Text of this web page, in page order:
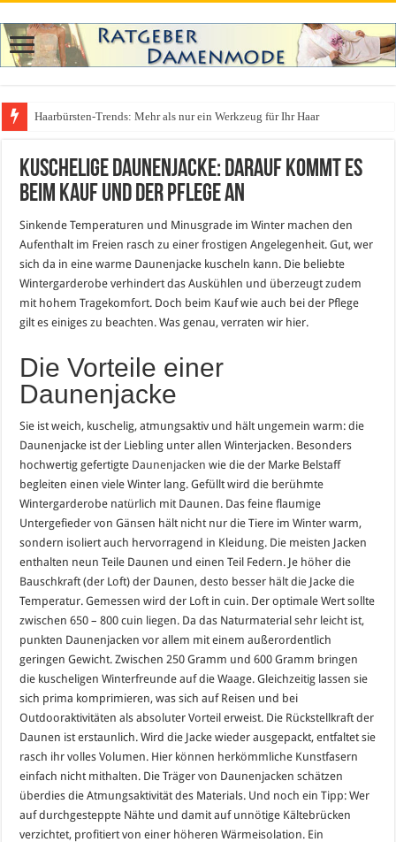
Haarbürsten-Trends: Mehr als nur ein Werkzeug für Ihr Haar
Kuschelige Daunenjacke: Darauf kommt es
beim Kauf und der Pflege an
Sinkende Temperaturen und Minusgrade im Winter machen den
Aufenthalt im Freien rasch zu einer frostigen Angelegenheit. Gut, wer
sich da in eine warme Daunenjacke kuscheln kann. Die beliebte
Wintergarderobe verhindert das Auskühlen und überzeugt zudem
mit hohem Tragekomfort. Doch beim Kauf wie auch bei der Pflege
gilt es einiges zu beachten. Was genau, verraten wir hier.
Die Vorteile einer
Daunenjacke
Sie ist weich, kuschelig, atmungsaktiv und hält ungemein warm: die
Daunenjacke ist der Liebling unter allen Winterjacken. Besonders
hochwertig gefertigte Daunenjacken wie die der Marke Belstaff
begleiten einen viele Winter lang. Gefüllt wird die berühmte
Wintergarderobe natürlich mit Daunen. Das feine flaumige
Untergefieder von Gänsen hält nicht nur die Tiere im Winter warm,
sondern isoliert auch hervorragend in Kleidung. Die meisten Jacken
enthalten neun Teile Daunen und einen Teil Federn. Je höher die
Bauschkraft (der Loft) der Daunen, desto besser hält die Jacke die
Temperatur. Gemessen wird der Loft in cuin. Der optimale Wert sollte
zwischen 650 – 800 cuin liegen. Da das Naturmaterial sehr leicht ist,
punkten Daunenjacken vor allem mit einem außerordentlich
geringen Gewicht. Zwischen 250 Gramm und 600 Gramm bringen
die kuscheligen Winterfreunde auf die Waage. Gleichzeitig lassen sie
sich prima komprimieren, was sich auf Reisen und bei
Outdooraktivitäten als absoluter Vorteil erweist. Die Rückstellkraft der
Daunen ist erstaunlich. Wird die Jacke wieder ausgepackt, entfaltet sie
rasch ihr volles Volumen. Hier können herkömmliche Kunstfasern
einfach nicht mithalten. Die Träger von Daunenjacken schätzen
überdies die Atmungsaktivität des Materials. Und noch ein Tipp: Wer
auf durchgesteppte Nähte und damit auf unnötige Kältebrücken
verzichtet, profitiert von einer höheren Wärmeisolation. Ein